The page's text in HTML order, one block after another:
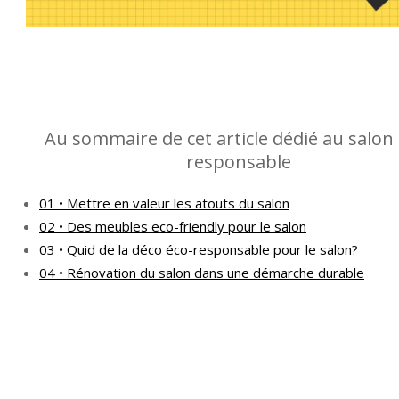
Au sommaire de cet article dédié au salon
responsable
01 • Mettre en valeur les atouts du salon
02 • Des meubles eco-friendly pour le salon
03 • Quid de la déco éco-responsable pour le salon?
04 • Rénovation du salon dans une démarche durable